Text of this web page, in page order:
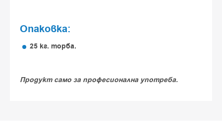
Опаковка:
25 кг. торба.
Продукт само за професионална употреба.